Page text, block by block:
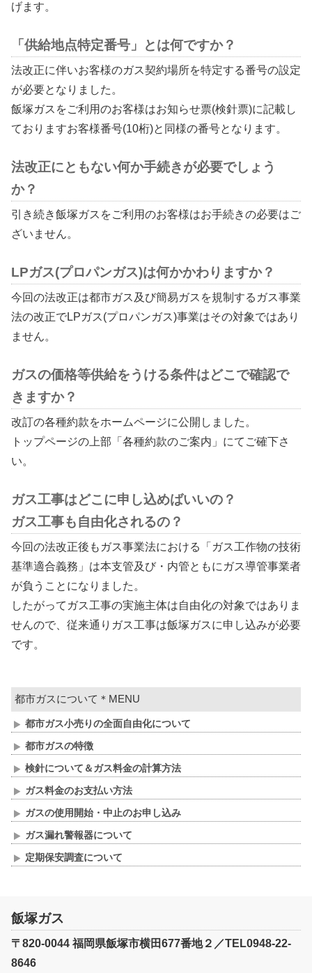
げます。
「供給地点特定番号」とは何ですか？
法改正に伴いお客様のガス契約場所を特定する番号の設定
が必要となりました。
飯塚ガスをご利用のお客様はお知らせ票(検針票)に記載し
ておりますお客様番号(10桁)と同様の番号となります。
法改正にともない何か手続きが必要でしょう
か？
引き続き飯塚ガスをご利用のお客様はお手続きの必要はご
ざいません。
LPガス(プロパンガス)は何かかわりますか？
今回の法改正は都市ガス及び簡易ガスを規制するガス事業
法の改正でLPガス(プロパンガス)事業はその対象ではあり
ません。
ガスの価格等供給をうける条件はどこで確認で
きますか？
改訂の各種約款をホームページに公開しました。
トップページの上部「各種約款のご案内」にてご確下さ
い。
ガス工事はどこに申し込めばいいの？
ガス工事も自由化されるの？
今回の法改正後もガス事業法における「ガス工作物の技術
基準適合義務」は本支管及び・内管ともにガス導管事業者
が負うことになりました。
したがってガス工事の実施主体は自由化の対象ではありま
せんので、従来通りガス工事は飯塚ガスに申し込みが必要
です。
都市ガスについて＊MENU
都市ガス小売りの全面自由化について
都市ガスの特徴
検針について＆ガス料金の計算方法
ガス料金のお支払い方法
ガスの使用開始・中止のお申し込み
ガス漏れ警報器について
定期保安調査について
飯塚ガス
〒820-0044 福岡県飯塚市横田677番地２／TEL0948-22-
8646